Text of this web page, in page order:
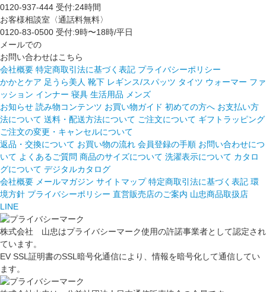
0120-937-444 受付:24時間
お客様相談室〈通話料無料〉
0120-83-0500 受付:9時〜18時/平日
メールでの
お問い合わせはこちら
会社概要 特定商取引法に基づく表記 プライバシーポリシー
かかとケア 足うら美人 靴下 レギンス/スパッツ タイツ ウォーマー ファ
ッション インナー 寝具 生活用品 メンズ
お知らせ 読み物コンテンツ お買い物ガイド 初めての方へ お支払い方
法について 送料・配送方法について ご注文について ギフトラッピング
ご注文の変更・キャンセルについて
返品・交換について お買い物の流れ 会員登録の手順 お問い合わせにつ
いて よくあるご質問 商品のサイズについて 洗濯表示について カタロ
グについて デジタルカタログ
会社概要 メールマガジン サイトマップ 特定商取引法に基づく表記 環
境方針 プライバシーポリシー 直営販売店のご案内 山忠商品取扱店
LINE
株式会社 山忠はプライバシーマーク使用の許諾事業者として認定され
ています。
EV SSL証明書のSSL暗号化通信により、情報を暗号化して通信してい
ます。